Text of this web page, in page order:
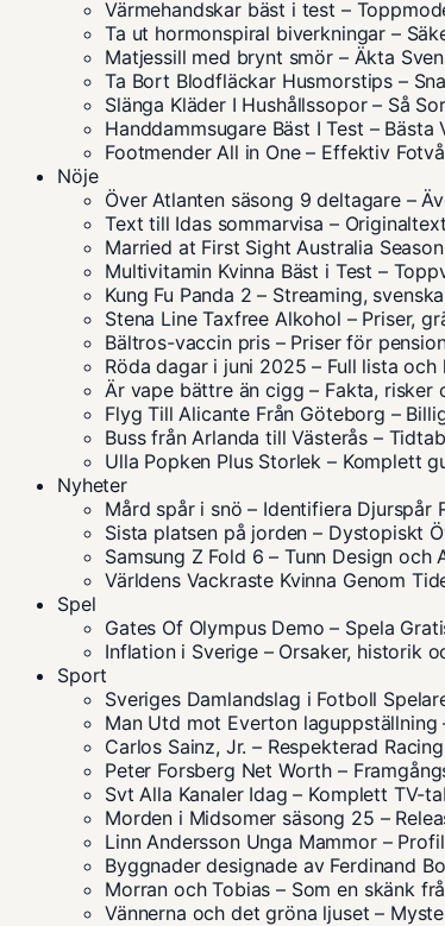
Värmehandskar bäst i test –
Ta ut hormonspiral biverkningar –
Matjessill med brynt smör – Äkta
Ta Bort Blodfläckar Husmorstips –
Slänga Kläder I Hushållssopor – Så
Handdammsugare Bäst I Test – Bästa
Footmender All in One – Effektiv
Nöje
Över Atlanten säsong 9 deltagare –
Text till Idas sommarvisa –
Married at First Sight Australia
Multivitamin Kvinna Bäst i Test –
Kung Fu Panda 2 – Streaming,
Stena Line Taxfree Alkohol – Priser,
Bältros-vaccin pris – Priser för
Röda dagar i juni 2025 – Full lista och
Är vape bättre än cigg – Fakta, risker
Flyg Till Alicante Från Göteborg –
Buss från Arlanda till Västerås –
Ulla Popken Plus Storlek – Komplett
Nyheter
Mård spår i snö – Identifiera Djurspår
Sista platsen på jorden – Dystopiskt
Samsung Z Fold 6 – Tunn Design och
Världens Vackraste Kvinna Genom
Spel
Gates Of Olympus Demo – Spela
Inflation i Sverige – Orsaker, historik
Sport
Sveriges Damlandslag i Fotboll
Man Utd mot Everton
Carlos Sainz, Jr. – Respekterad
Peter Forsberg Net Worth –
Svt Alla Kanaler Idag – Komplett TV-
Morden i Midsomer säsong 25 –
Linn Andersson Unga Mammor –
Byggnader designade av Ferdinand
Morran och Tobias – Som en skänk
Vännerna och det gröna ljuset –